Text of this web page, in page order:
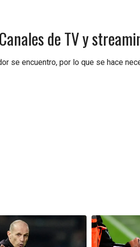
de TV y
se encuentro, por lo que se hace